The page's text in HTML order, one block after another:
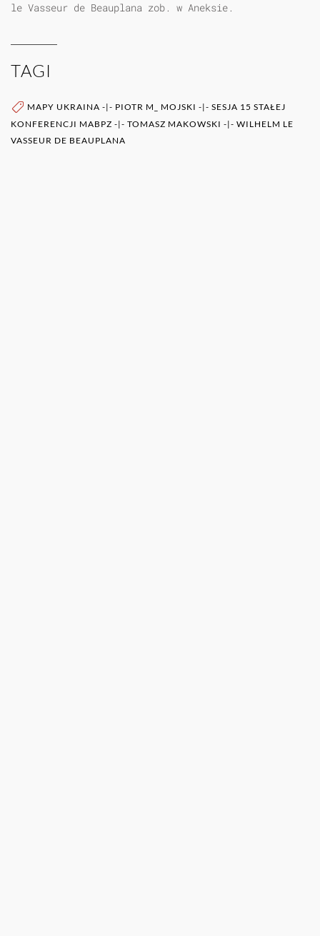
le Vasseur de Beauplana zob. w Aneksie.
TAGI
MAPY UKRAINA -|- PIOTR M_ MOJSKI -|- SESJA 15 STAŁEJ
KONFERENCJI MABPZ -|- TOMASZ MAKOWSKI -|- WILHELM LE
VASSEUR DE BEAUPLANA